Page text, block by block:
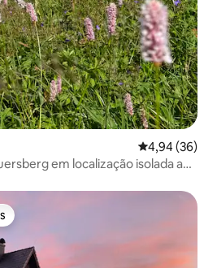
4,94 de uma
4,94 (36)
em localização isolada a